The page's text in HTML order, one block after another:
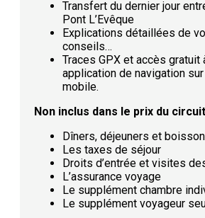
Transfert du dernier jour
Pont L’Evêque
Explications détaillées de
conseils…
Traces GPX et accès gratuit
application de navigation
mobile.
Non inclus dans le prix du
Dîners, déjeuners et
Les taxes de séjour
Droits d’entrée et visites
L’assurance voyage
Le supplément chambre
Le supplément voyageur